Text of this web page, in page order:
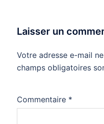
Laisser un
Votre adresse e-mail
champs obligatoires
Commentaire *